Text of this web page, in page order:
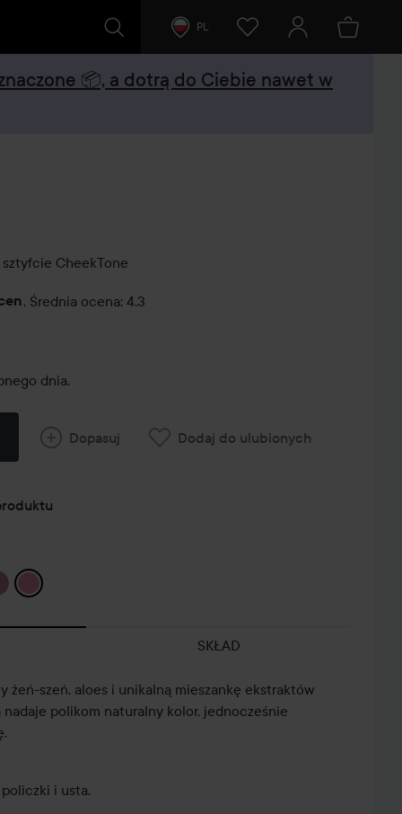
PL
📦, a dotrą do Ciebie nawet w
CheekTone
, Średnia ocena: 4.3
dnia.
Dopasuj Dodaj do ulubionych
SKŁAD
żeń-szeń, aloes i unikalną mieszankę ekstraktów
polikom naturalny kolor, jednocześnie
i usta.